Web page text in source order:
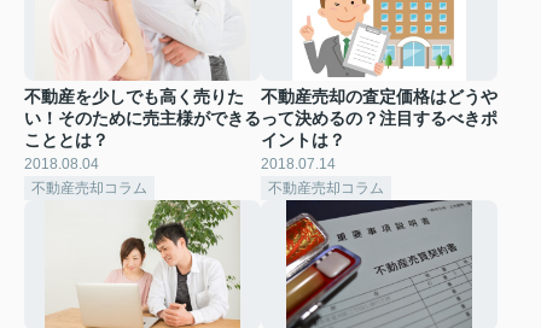
不動産を少しでも高く売りた
い！そのために売主様ができる
こととは？
2018.08.04
不動産売却コラム
不動産売却の査定価格はどうや
って決めるの？注目するべきポ
イントは？
2018.07.14
不動産売却コラム